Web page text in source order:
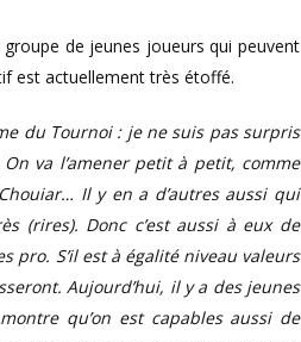
de jeunes joueurs qui peuvent
est actuellement très étoffé.
du Tournoi : je ne suis pas surpris
va l’amener petit à petit, comme
Il y en a d’autres aussi qui
(rires). Donc c’est aussi à eux de
pro. S’il est à égalité niveau valeurs
Aujourd’hui, il y a des jeunes
qu’on est capables aussi de